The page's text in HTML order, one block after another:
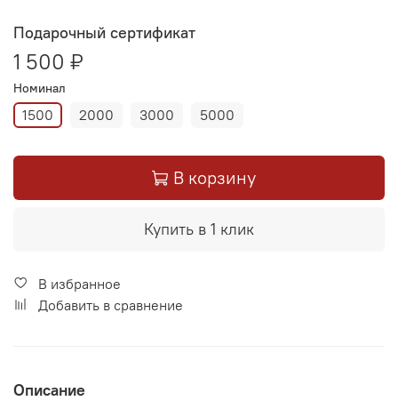
Подарочный сертификат
1 500 ₽
Номинал
1500 2000 3000 5000
В корзину
Купить в 1 клик
В избранное
Добавить в сравнение
Описание